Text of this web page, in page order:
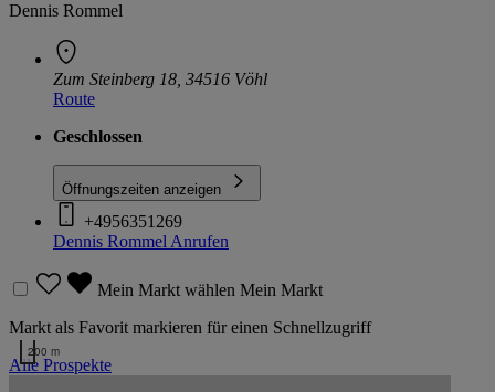
Dennis Rommel
Zum Steinberg 18, 34516 Vöhl
Route
Geschlossen
Öffnungszeiten anzeigen
+4956351269
Dennis Rommel Anrufen
Mein Markt wählen Mein Markt
Markt als Favorit markieren für einen Schnellzugriff
Alle Prospekte
200 m